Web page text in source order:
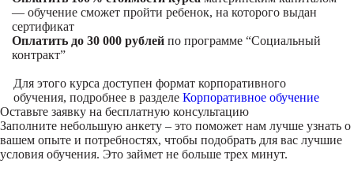
— обучение сможет пройти ребенок, на которого выдан
сертификат
Оплатить до 30 000 рублей по программе “Социальный
контракт”
Для этого курса доступен формат корпоративного
обучения, подробнее в разделе Корпоративное обучение
Оставьте заявку на бесплатную консультацию
Заполните небольшую анкету – это поможет нам лучше узнать о
вашем опыте и потребностях, чтобы подобрать для вас лучшие
условия обучения. Это займет не больше трех минут.